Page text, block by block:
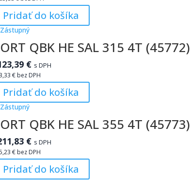
Pridať do košíka
QBK HE SAL 315 4T (45772)
€ s DPH
€bez DPH
Pridať do košíka
QBK HE SAL 355 4T (45773)
€ s DPH
€bez DPH
Pridať do košíka